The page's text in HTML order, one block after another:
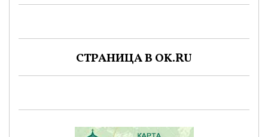
СТРАНИЦА В OK.RU